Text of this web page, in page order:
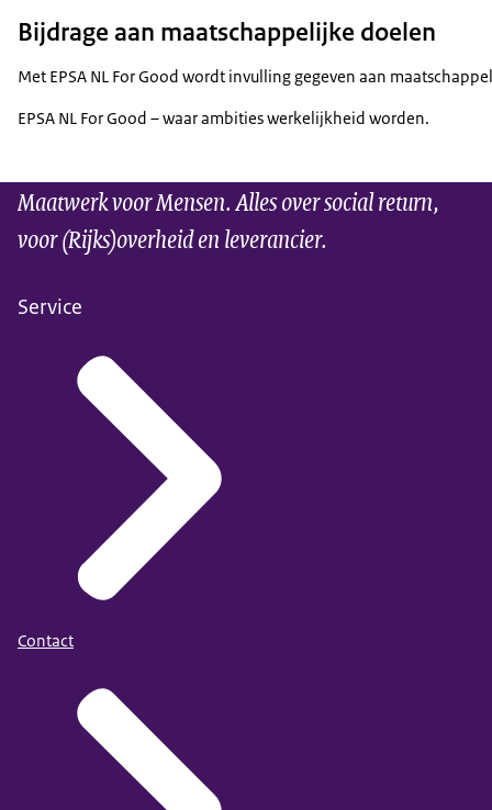
Bijdrage aan maatschappelijke doelen
Met EPSA NL For Good wordt invulling gegeven aan
EPSA NL For Good – waar ambities werkelijkheid worden.
Maatwerk voor Mensen. Alles over social return,
voor (Rijks)overheid en leverancier.
Service
Contact